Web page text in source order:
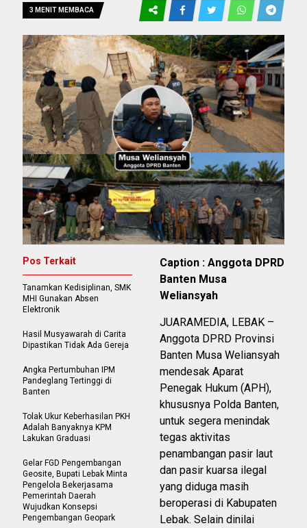
3 MENIT MEMBACA
Caption : Anggota DPRD
Banten Musa
Weliansyah
JUARAMEDIA, LEBAK –
Anggota DPRD Provinsi
Banten Musa Weliansyah
mendesak Aparat
Penegak Hukum (APH),
khususnya Polda Banten,
untuk segera menindak
tegas aktivitas
penambangan pasir laut
dan pasir kuarsa ilegal
yang diduga masih
beroperasi di Kabupaten
Lebak. Selain dinilai
Pos Terkait
Tanamkan Kedisiplinan, SMK
MHI Gunakan Absen
Elektronik
Hasil Musyawarah di Carita
Dipastikan Tidak Ada Gereja
Angka Pertumbuhan IPM
Pandeglang Tertinggi di
Banten
Tolak Ukur Keberhasilan PKH
Adalah Banyaknya KPM
Lakukan Graduasi
Gelar FGD Pengembangan
Geosite, Bupati Lebak Minta
Pengelola Bekerjasama
Pemerintah Daerah
Wujudkan Konsepsi
Pengembangan Geopark